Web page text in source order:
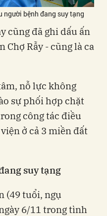
người bệnh đang suy tạng
cũng đã ghi dấu ấn
Chợ Rẫy - cũng là ca
nỗ lực không
sự phối hợp chặt
công tác điều
ở cả 3 miền đất
suy tạng
(49 tuổi, ngụ
6/11 trong tình